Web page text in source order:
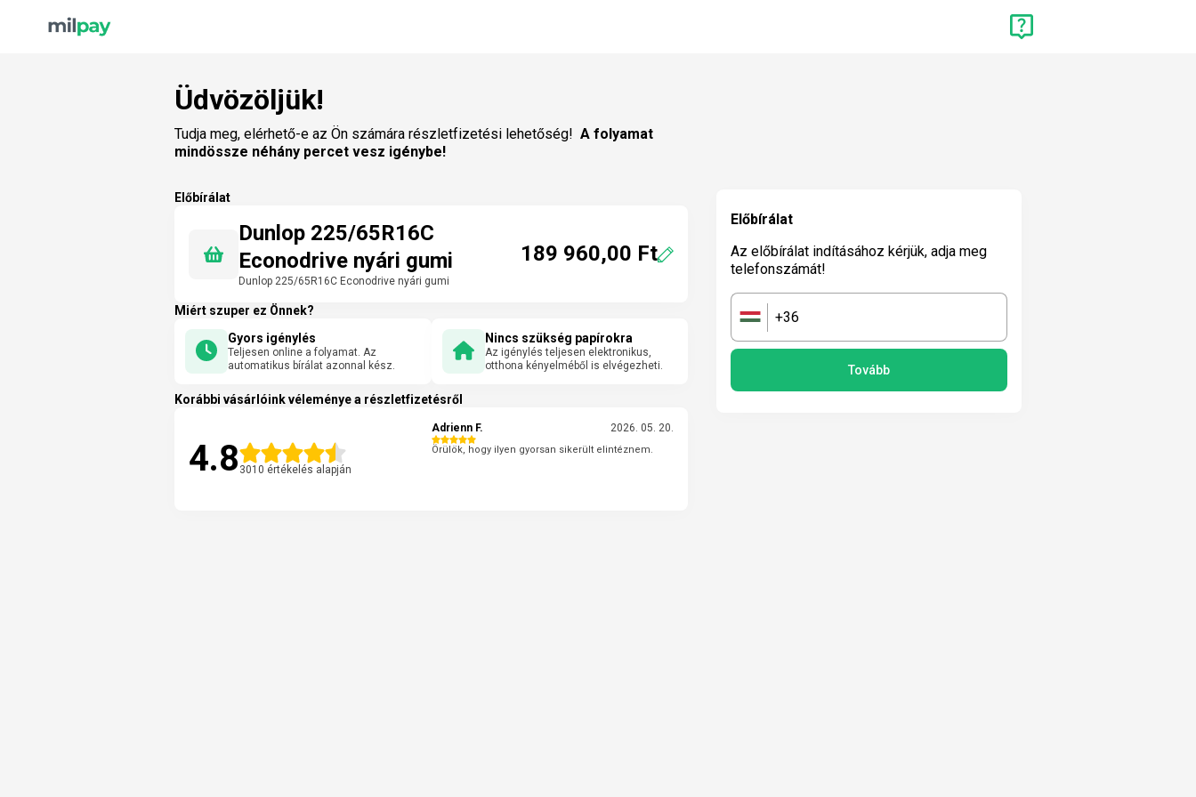
Üdvözöljük!
Tudja meg, elérhető-e az Ön számára részletfizetési lehetőség! A folyamat
mindössze néhány percet vesz igénybe!
Előbírálat
Dunlop 225/65R16C
Econodrive nyári gumi
Dunlop 225/65R16C Econodrive nyári gumi
189 960,00 Ft
Miért szuper ez Önnek?
Gyors igénylés
Teljesen online a folyamat. Az
automatikus bírálat azonnal kész.
Nincs szükség papírokra
Az igénylés teljesen elektronikus,
otthona kényelméből is elvégezheti.
Korábbi vásárlóink véleménye a részletfizetésről
4.8 3010 értékelés alapján
Adrienn F. 2026. 05. 20.
Örülök, hogy ilyen gyorsan sikerült elintéznem.
Előbírálat
Az előbírálat indításához kérjük, adja meg
telefonszámát!
🇭🇺 +36
Tovább